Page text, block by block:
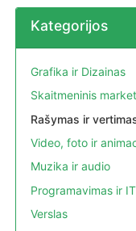
Kategorijos
Grafika ir Dizainas
Skaitmeninis
Rašymas ir
Video, foto ir
Muzika ir audio
Programavimas ir IT
Verslas